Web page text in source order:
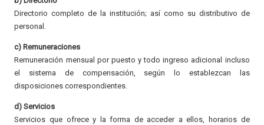
Directorio completo de la institución; así como su distributivo de
personal.
c) Remuneraciones
Remuneración mensual por puesto y todo ingreso adicional incluso
el sistema de compensación, según lo establezcan las
disposiciones correspondientes.
d) Servicios
Servicios que ofrece y la forma de acceder a ellos, horarios de